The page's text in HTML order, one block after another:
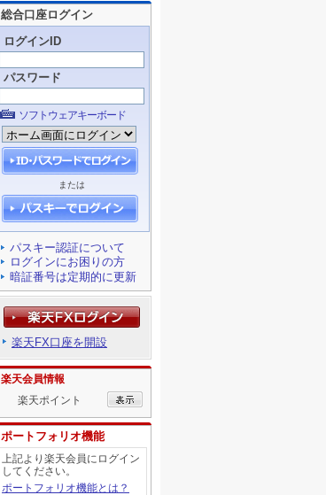
総合口座ログイン
ログインID
パスワード
ソフトウェアキーボード
または
パスキー認証について
ログインにお困りの方
暗証番号は定期的に更新
楽天FX口座を開設
楽天会員情報
楽天ポイント
ポートフォリオ機能
上記より楽天会員にログイン
してください。
ポートフォリオ機能とは？